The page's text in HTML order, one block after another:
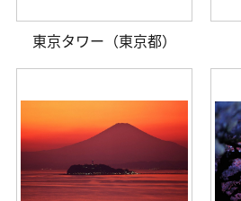
東京タワー（東京都）